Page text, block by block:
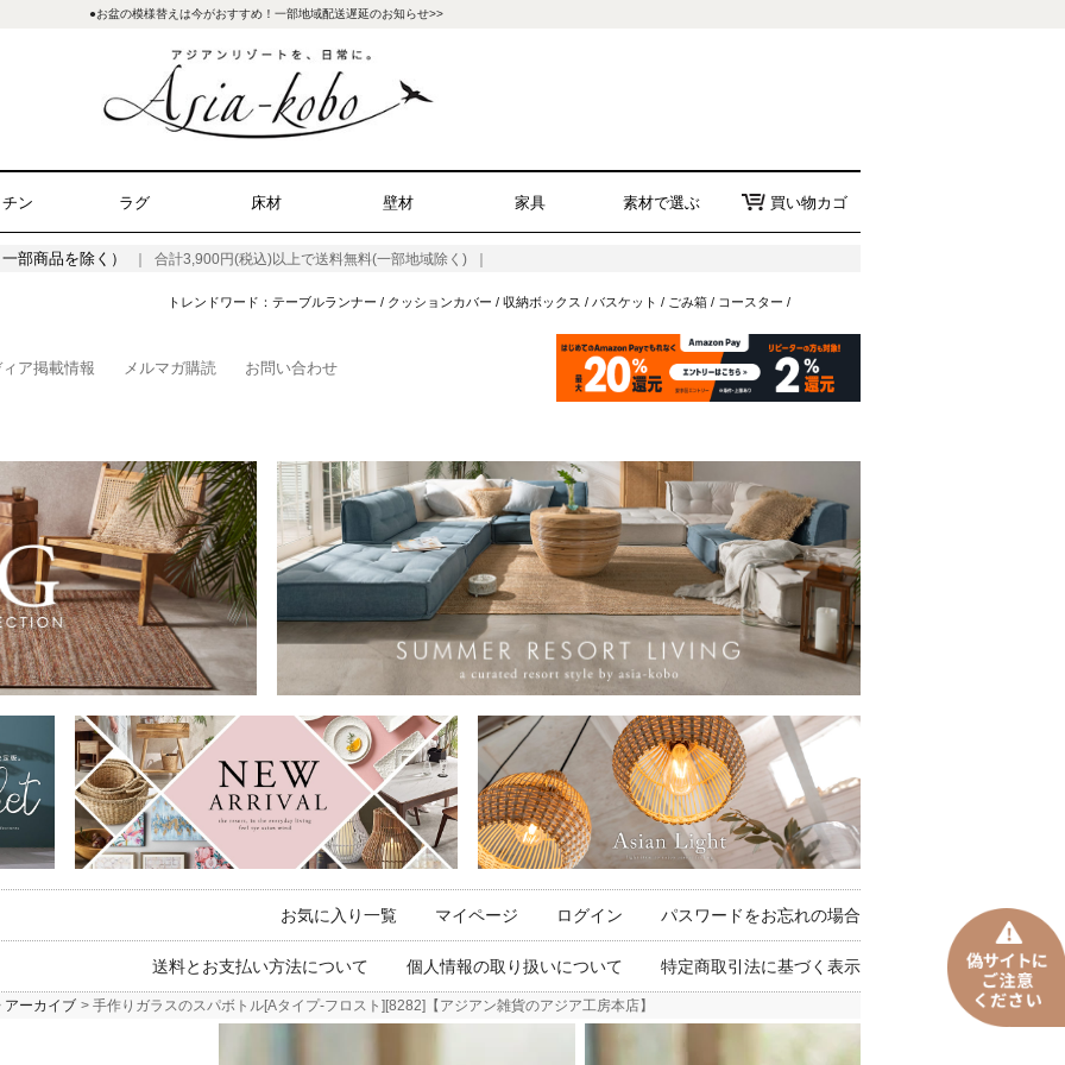
●お盆の模様替えは今がおすすめ！一部地域配送遅延のお知らせ>>
ン ラグ 床材 壁材 家具 素材で選ぶ 買い物カゴ
部商品を除く） ｜ 合計3,900円(税込)以上で送料無料(一部地域除く) ｜
トレンドワード： テーブルランナー / クッションカバー / 収納ボックス / バスケット / ごみ箱/ コースター /
ア掲載情報 メルマガ購読 お問い合わせ
お気に入り一覧 マイページ ログイン パスワードをお忘れの場合
送料とお支払い方法について 個人情報の取り扱いについて 特定商取引法に基づく表示
アーカイブ 手作りガラスのスパボトル[Aタイプ-フロスト][8282]【アジアン雑貨のアジア工房本店】